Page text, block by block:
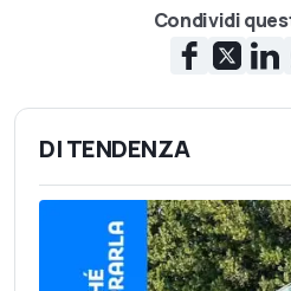
Condividi
DI TENDENZA